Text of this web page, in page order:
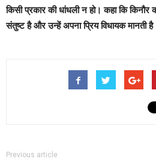
किसी प्रकार की धांधली न हो। कहा कि
संतुष्ट है और उन्हें अपना प्रिय विधायक मानती
Previous article